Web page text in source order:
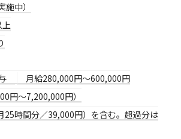
中）
上
月給280,000円～600,000円
円～7,200,000円）
時間分／39,000円）を含む。超過分は